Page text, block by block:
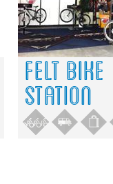
FELT BIKE
STATION